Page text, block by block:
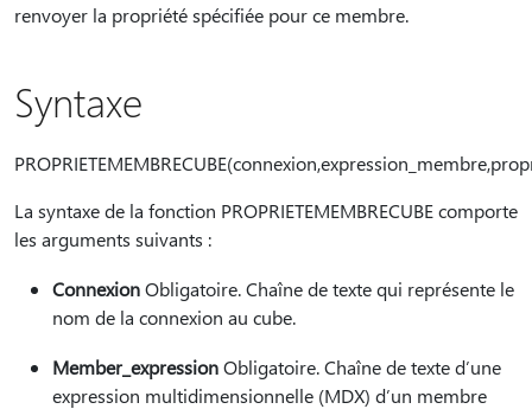
renvoyer la propriété spécifiée pour ce membre.
Syntaxe
La syntaxe de la fonction PROPRIETEMEMBRECUBE comporte
les arguments suivants :
ConnexionObligatoire. Chaîne de texte qui représente le
nom de la connexion au cube.
Member_expressionObligatoire. Chaîne de texte d’une
expression multidimensionnelle (MDX) d’un membre